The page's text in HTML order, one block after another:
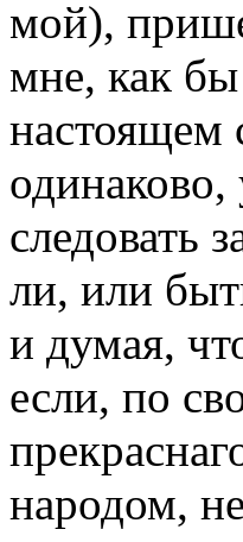
мой),
мне, как
настоящем
одинаково,
следовать
ли, или
и думая,
если, по
народом,